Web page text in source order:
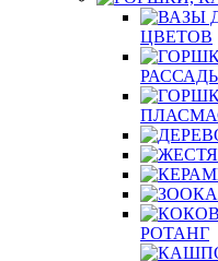
ЦВЕТОВ
РОТАНГ